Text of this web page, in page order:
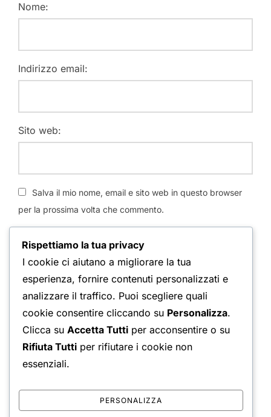
Nome:
Indirizzo email:
Sito web:
Salva il mio nome, email e sito web in questo browser
per la prossima volta che commento.
Avvertimi via email in caso di risposte al mio
commento.
Avvertimi via email alla pubblicazione di un nuovo
articolo.
Rispettiamo la tua privacy
I cookie ci aiutano a migliorare la tua
esperienza, fornire contenuti personalizzati e
analizzare il traffico. Puoi scegliere quali
cookie consentire cliccando su Personalizza.
Clicca su Accetta Tutti per acconsentire o su
Rifiuta Tutti per rifiutare i cookie non
essenziali.
PERSONALIZZA